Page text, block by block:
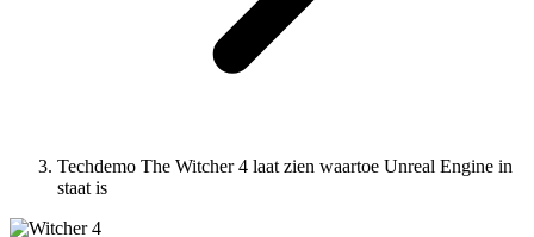
Techdemo The Witcher 4 laat zien waartoe Unreal Engine in
staat is